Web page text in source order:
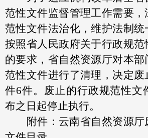
范性文件监督管理工作需要
范性文件法治化，维护法制统
按照省人民政府关于行政规
的要求，省自然资源厅对本
范性文件进行了清理，决定
件6件。废止的行政规范性文
布之日起停止执行。
附件：云南省自然资源